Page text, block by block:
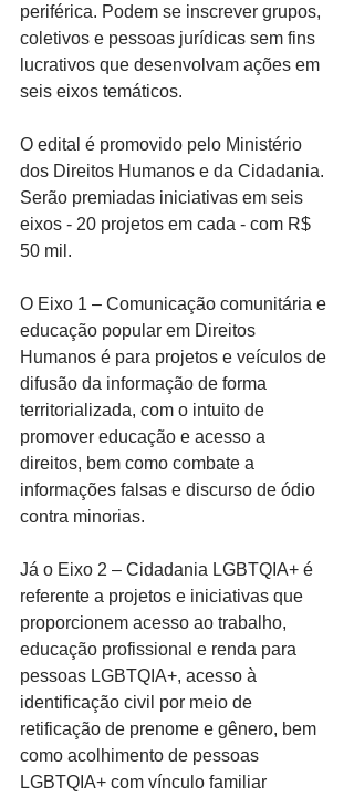
periférica. Podem se inscrever grupos,
coletivos e pessoas jurídicas sem fins
lucrativos que desenvolvam ações em
seis eixos temáticos.
O edital é promovido pelo Ministério
dos Direitos Humanos e da Cidadania.
Serão premiadas iniciativas em seis
eixos - 20 projetos em cada - com R$
50 mil.
O Eixo 1 – Comunicação comunitária e
educação popular em Direitos
Humanos é para projetos e veículos de
difusão da informação de forma
territorializada, com o intuito de
promover educação e acesso a
direitos, bem como combate a
informações falsas e discurso de ódio
contra minorias.
Já o Eixo 2 – Cidadania LGBTQIA+ é
referente a projetos e iniciativas que
proporcionem acesso ao trabalho,
educação profissional e renda para
pessoas LGBTQIA+, acesso à
identificação civil por meio de
retificação de prenome e gênero, bem
como acolhimento de pessoas
LGBTQIA+ com vínculo familiar